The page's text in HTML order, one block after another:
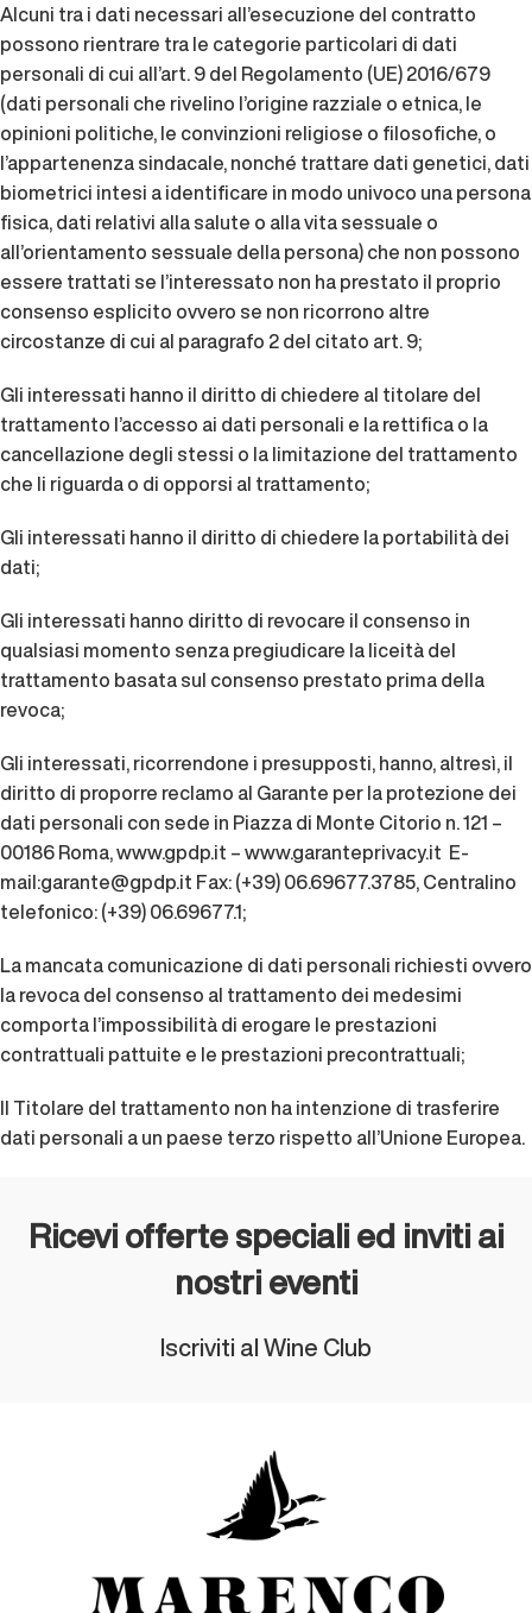
Alcuni tra i dati necessari all’esecuzione del contratto
possono rientrare tra le categorie particolari di dati
personali di cui all’art. 9 del Regolamento (UE) 2016/679
(dati personali che rivelino l’origine razziale o etnica, le
opinioni politiche, le convinzioni religiose o filosofiche, o
l’appartenenza sindacale, nonché trattare dati genetici, dati
biometrici intesi a identificare in modo univoco una persona
fisica, dati relativi alla salute o alla vita sessuale o
all’orientamento sessuale della persona) che non possono
essere trattati se l’interessato non ha prestato il proprio
consenso esplicito ovvero se non ricorrono altre
circostanze di cui al paragrafo 2 del citato art. 9;
Gli interessati hanno il diritto di chiedere al titolare del
trattamento l’accesso ai dati personali e la rettifica o la
cancellazione degli stessi o la limitazione del trattamento
che li riguarda o di opporsi al trattamento;
Gli interessati hanno il diritto di chiedere la portabilità dei
dati;
Gli interessati hanno diritto di revocare il consenso in
qualsiasi momento senza pregiudicare la liceità del
trattamento basata sul consenso prestato prima della
revoca;
Gli interessati, ricorrendone i presupposti, hanno, altresì, il
diritto di proporre reclamo al Garante per la protezione dei
dati personali con sede in Piazza di Monte Citorio n. 121 –
00186 Roma, www.gpdp.it – www.garanteprivacy.it E-
mail:garante@gpdp.it Fax: (+39) 06.69677.3785, Centralino
telefonico: (+39) 06.69677.1;
La mancata comunicazione di dati personali richiesti ovvero
la revoca del consenso al trattamento dei medesimi
comporta l’impossibilità di erogare le prestazioni
contrattuali pattuite e le prestazioni precontrattuali;
Il Titolare del trattamento non ha intenzione di trasferire
dati personali a un paese terzo rispetto all’Unione Europea.
Ricevi offerte speciali ed inviti ai
nostri eventi
Iscriviti al Wine Club